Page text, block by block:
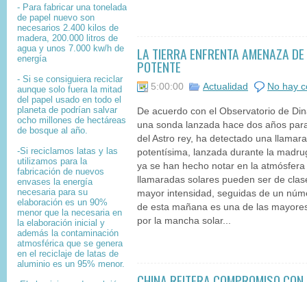
- Para fabricar una tonelada
de papel nuevo son
necesarios 2.400 kilos de
madera, 200.000 litros de
agua y unos 7.000 kw/h de
energía
- Si se consiguiera reciclar
aunque solo fuera la mitad
del papel usado en todo el
planeta de podrían salvar
ocho millones de hectáreas
de bosque al año.
-Si reciclamos latas y las
utilizamos para la
fabricación de nuevos
envases la energía
necesaria para su
elaboración es un 90%
menor que la necesaria en
la elaboración inicial y
además la contaminación
atmosférica que se genera
en el reciclaje de latas de
aluminio es un 95% menor.
LA TIERRA ENFRENTA AMENAZA
POTENTE
5:00:00 Actualidad No hay
De acuerdo con el Observatorio de
una sonda lanzada hace dos años
del Astro rey, ha detectado una
potentísima, lanzada durante la
ya se han hecho notar en la
llamaradas solares pueden ser de
mayor intensidad, seguidas de un
de esta mañana es una de las
por la mancha solar...